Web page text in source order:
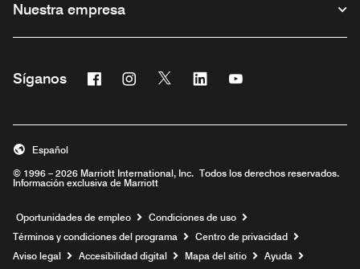
Nuestra empresa
Síganos Facebook
Abre una ventana nueva
Instagram
Abre una ventana nueva
Twitter
Abre una ventana nueva
Linkedin
Abre una ventana nueva
Abre una ventana
© 1996 – 2026 Marriott International, Inc. Todos los derechos reservados.
Información exclusiva de Marriott
Español
Oportunidades de empleo Abre una ventana nueva
Condiciones de uso
Términos y condiciones del programa
Centro de privacidad
Aviso legal
Accesibilidad digital Mapa del sitio Ayuda